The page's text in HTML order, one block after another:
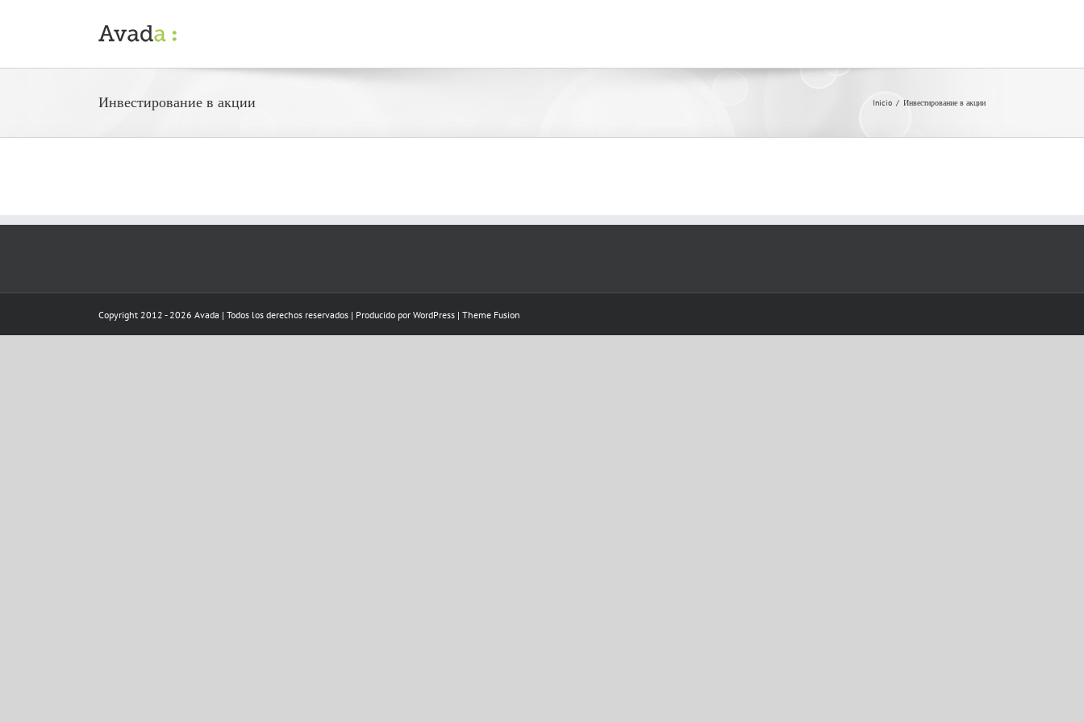
Инвестирование в акции Inicio / Инвестирование в акции
Copyright 2012 - 2026 Avada | Todos los derechos reservados | Producido por WordPress | Theme Fusion